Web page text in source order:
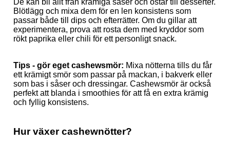
De kan bli allt från krämiga såser och ostar till desserter.
Blötlägg och mixa dem för en len konsistens som
passar både till dips och efterrätter. Om du gillar att
experimentera, prova att rosta dem med kryddor som
rökt paprika eller chili för ett personligt snack.
Tips - gör eget cashewsmör: Mixa nötterna tills du får
ett krämigt smör som passar på mackan, i bakverk eller
som bas i såser och dressingar. Cashewsmör är också
perfekt att blanda i smoothies för att få en extra krämig
och fyllig konsistens.
Hur växer cashewnötter?